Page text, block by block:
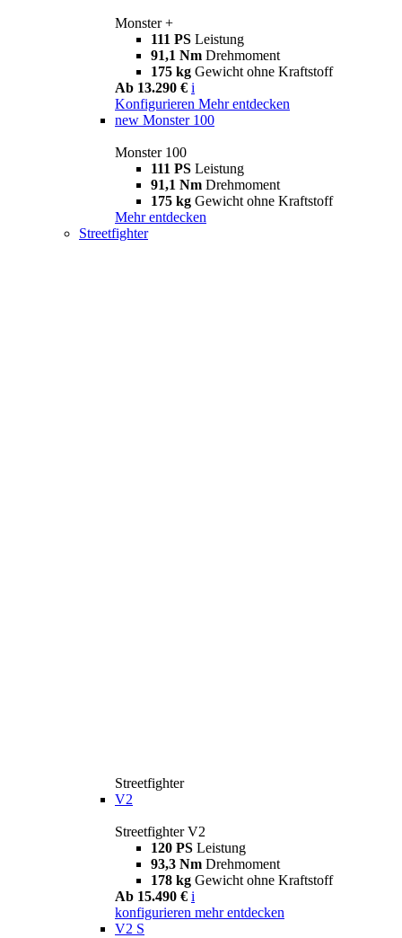
Monster +
111 PS Leistung
91,1 Nm Drehmoment
175 kg Gewicht ohne Kraftstoff
Ab 13.290 € i
Konfigurieren Mehr entdecken
new Monster 100
Monster 100
111 PS Leistung
91,1 Nm Drehmoment
175 kg Gewicht ohne Kraftstoff
Mehr entdecken
Streetfighter
Streetfighter
V2
Streetfighter V2
120 PS Leistung
93,3 Nm Drehmoment
178 kg Gewicht ohne Kraftstoff
Ab 15.490 € i
konfigurieren mehr entdecken
V2 S